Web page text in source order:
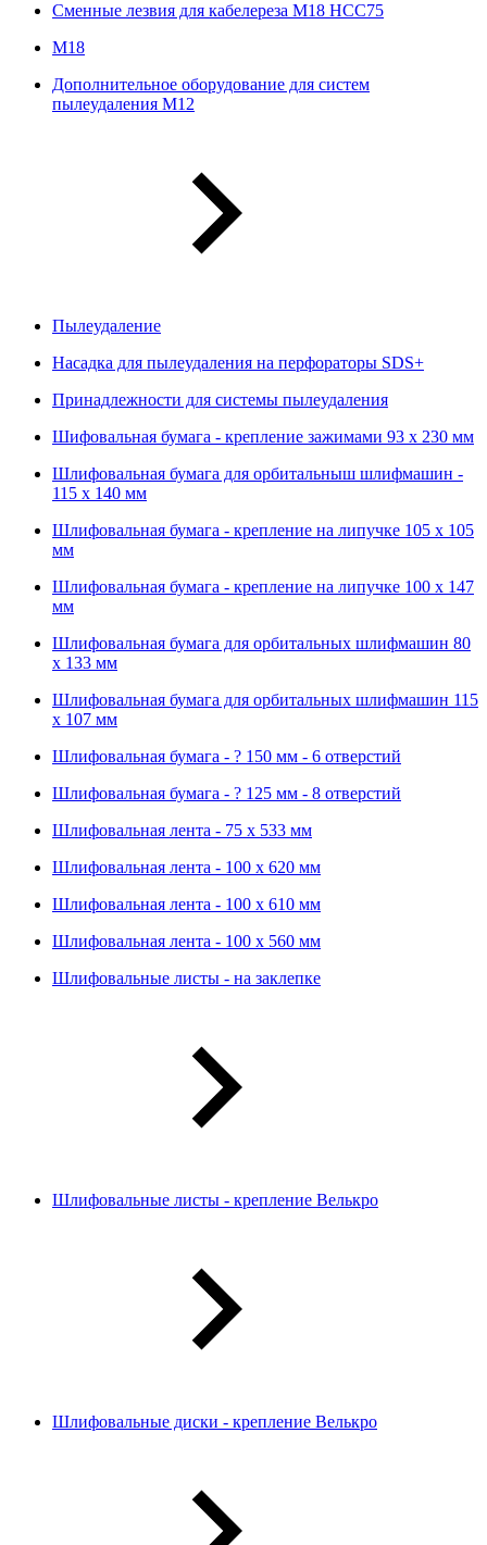
Сменные лезвия для кабелереза M18 HCC75
М18
Дополнительное оборудование для систем
пылеудаления М12
Пылеудаление
Насадка для пылеудаления на перфораторы SDS+
Принадлежности для системы пылеудаления
Шифовальная бумага - крепление зажимами 93 х 230 мм
Шлифовальная бумага для орбитальныш шлифмашин -
115 х 140 мм
Шлифовальная бумага - крепление на липучке 105 х 105
мм
Шлифовальная бумага - крепление на липучке 100 х 147
мм
Шлифовальная бумага для орбитальных шлифмашин 80
х 133 мм
Шлифовальная бумага для орбитальных шлифмашин 115
х 107 мм
Шлифовальная бумага - ? 150 мм - 6 отверстий
Шлифовальная бумага - ? 125 мм - 8 отверстий
Шлифовальная лента - 75 х 533 мм
Шлифовальная лента - 100 х 620 мм
Шлифовальная лента - 100 х 610 мм
Шлифовальная лента - 100 х 560 мм
Шлифовальные листы - на заклепке
Шлифовальные листы - крепление Велькро
Шлифовальные диски - крепление Велькро